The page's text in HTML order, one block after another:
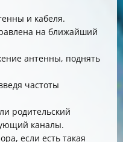
и кабеля.
на ближайший
антенны, поднять
частоты
родительский
каналы.
если есть такая